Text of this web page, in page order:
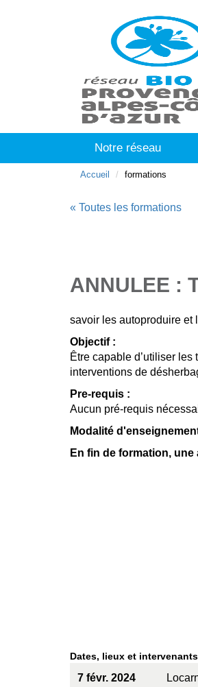
Notre réseau
Accueil formations
« Toutes les formations
ANNULEE :
savoir les autoproduire
Objectif :
Être capable d’utiliser
interventions de
Pre-requis :
Aucun pré-requis
Modalité
En fin de formation,
Dates, lieux et intervenants
7 févr. 2024